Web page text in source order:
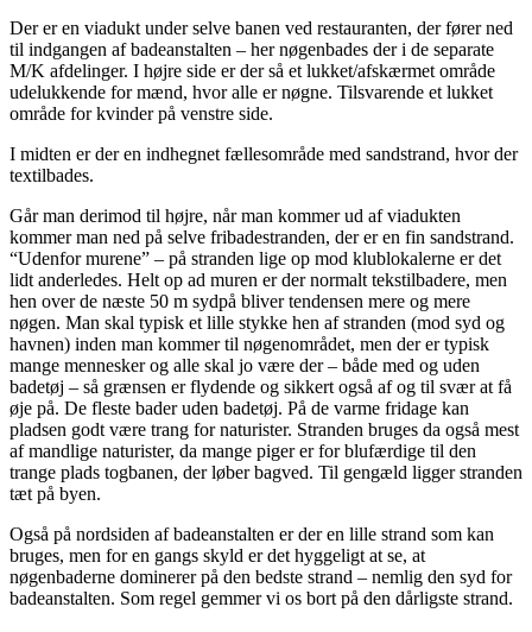
Der er en viadukt under selve banen ved restauranten, der fører ned
til indgangen af badeanstalten – her nøgenbades der i de separate
M/K afdelinger. I højre side er der så et lukket/afskærmet område
udelukkende for mænd, hvor alle er nøgne. Tilsvarende et lukket
område for kvinder på venstre side.
I midten er der en indhegnet fællesområde med sandstrand, hvor der
textilbades.
Går man derimod til højre, når man kommer ud af viadukten
kommer man ned på selve fribadestranden, der er en fin sandstrand.
“Udenfor murene” – på stranden lige op mod klublokalerne er det
lidt anderledes. Helt op ad muren er der normalt tekstilbadere, men
hen over de næste 50 m sydpå bliver tendensen mere og mere
nøgen. Man skal typisk et lille stykke hen af stranden (mod syd og
havnen) inden man kommer til nøgenområdet, men der er typisk
mange mennesker og alle skal jo være der – både med og uden
badetøj – så grænsen er flydende og sikkert også af og til svær at få
øje på. De fleste bader uden badetøj. På de varme fridage kan
pladsen godt være trang for naturister. Stranden bruges da også mest
af mandlige naturister, da mange piger er for blufærdige til den
trange plads togbanen, der løber bagved. Til gengæld ligger stranden
tæt på byen.
Også på nordsiden af badeanstalten er der en lille strand som kan
bruges, men for en gangs skyld er det hyggeligt at se, at
nøgenbaderne dominerer på den bedste strand – nemlig den syd for
badeanstalten. Som regel gemmer vi os bort på den dårligste strand.